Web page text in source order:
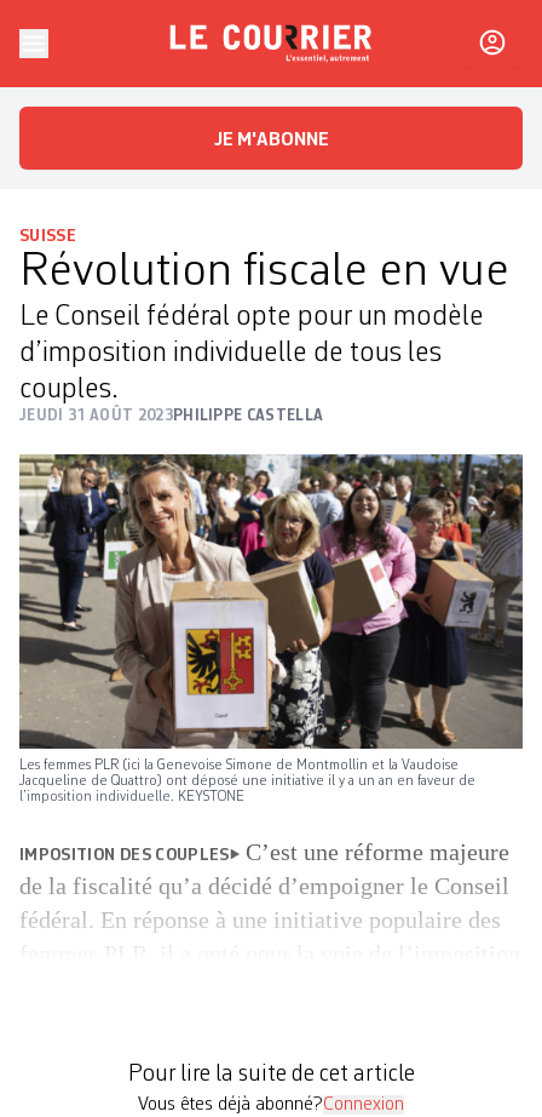
Le CourrierL'essentiel, autrement
JE M'ABONNE
SUISSE
Révolution fiscale en vue
Le Conseil fédéral opte pour un modèle
d’imposition individuelle de tous les
couples.
JEUDI 31 AOÛT 2023PHILIPPE CASTELLA
Les femmes PLR (ici la Genevoise Simone de Montmollin et la Vaudoise
Jacqueline de Quattro) ont déposé une initiative il y a un an en faveur de
l’imposition individuelle. KEYSTONE
IMPOSITION DES COUPLES
C’est une réforme majeure
de la fiscalité qu’a décidé d’empoigner le Conseil
fédéral. En réponse à une initiative populaire des
d’un couple devraient ainsi […]
Pour lire la suite de cet article
Vous êtes déjà abonné?Connexion